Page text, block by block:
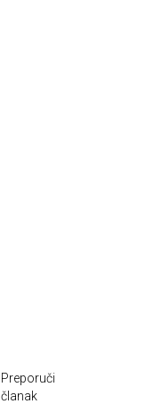
Preporuči
članak